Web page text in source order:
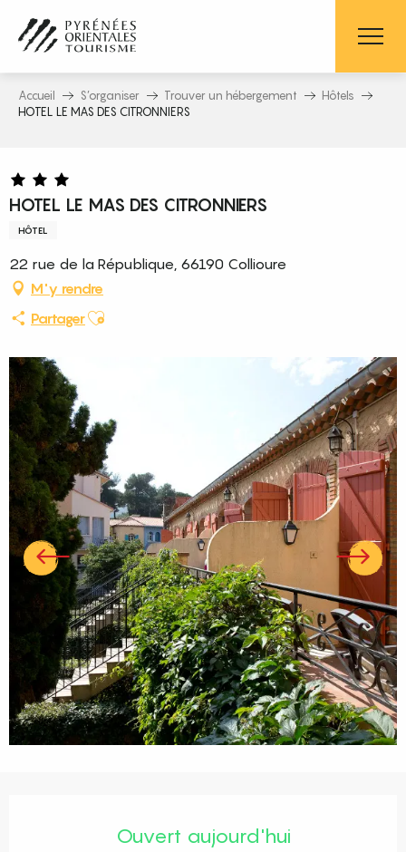
contenu
principal
Accueil S’organiser Trouver un hébergement
Hôtels
HOTEL LE MAS DES CITRONNIERS
HOTEL LE MAS DES CITRONNIERS
HÔTEL
22 rue de la République, 66190 Collioure
M'y rendre
PartagerAjouter aux favoris
Ouvert aujourd'hui